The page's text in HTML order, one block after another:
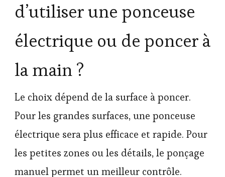
d’utiliser une ponceuse
électrique ou de poncer à
la main ?
Le choix dépend de la surface à poncer.
Pour les grandes surfaces, une ponceuse
électrique sera plus efficace et rapide. Pour
les petites zones ou les détails, le ponçage
manuel permet un meilleur contrôle.